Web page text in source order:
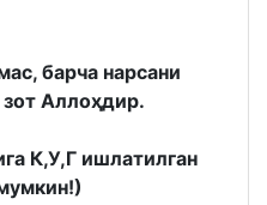
барча нарсани
зот Аллоҳдир.
К,У,Г ишлатилган